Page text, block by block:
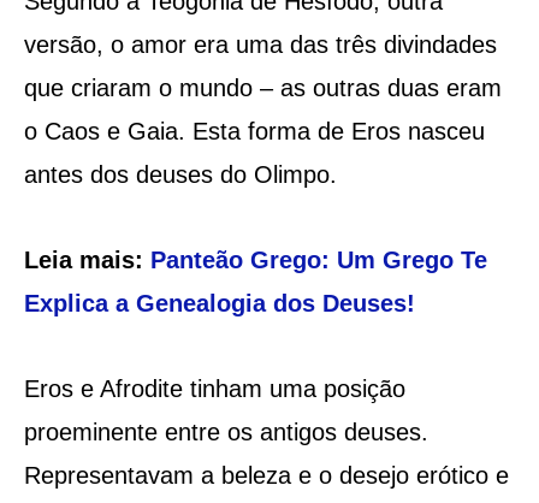
versão, o amor era uma das três divindades
que criaram o mundo – as outras duas eram
o Caos e Gaia. Esta forma de Eros nasceu
antes dos deuses do Olimpo.
Leia mais: Panteão Grego: Um Grego Te
Explica a Genealogia dos Deuses!
Eros e Afrodite tinham uma posição
proeminente entre os antigos deuses.
Representavam a beleza e o desejo erótico e